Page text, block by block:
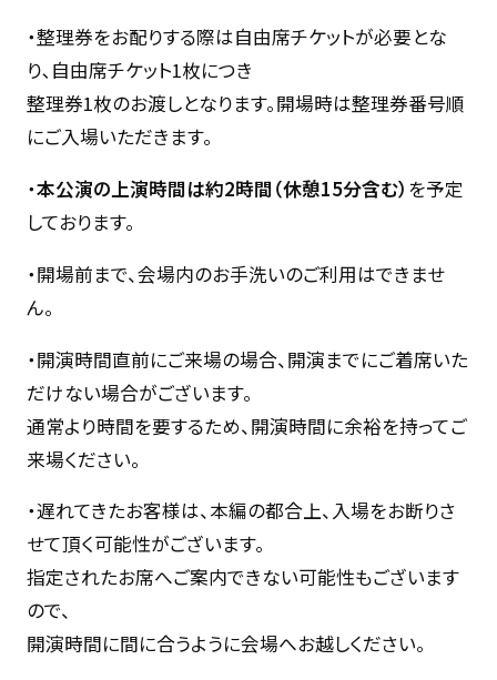
・整理券をお配りする際は自由席チケットが必要とな
り､自由席チケット1枚につき
整理券1枚のお渡しとなります。開場時は整理券番号順
にご入場いただきます。
・本公演の上演時間は約2時間（休憩15分含む） を予定
しております。
・開場前まで、会場内のお手洗いのご利用はできませ
ん。
・開演時間直前にご来場の場合、開演までにご着席いた
だけない場合がございます。
通常より時間を要するため、開演時間に余裕を持ってご
来場ください。
・遅れてきたお客様は、本編の都合上、入場をお断りさ
せて頂く可能性がございます。
指定されたお席へご案内できない可能性もございます
ので、
開演時間に間に合うように会場へお越しください。